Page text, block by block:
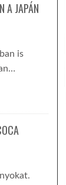
A JAPÁN
is